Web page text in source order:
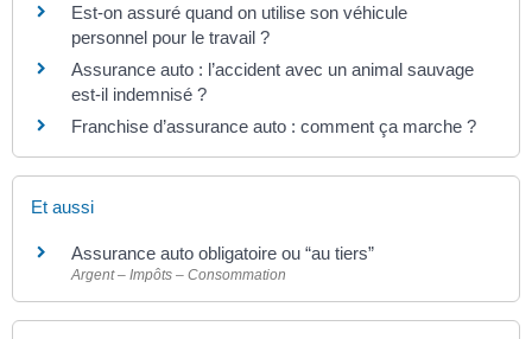
Est-on assuré quand on utilise son véhicule
personnel pour le travail ?
Assurance auto : l’accident avec un animal sauvage
est-il indemnisé ?
Franchise d’assurance auto : comment ça marche ?
Et aussi
Assurance auto obligatoire ou “au tiers”
Argent – Impôts – Consommation